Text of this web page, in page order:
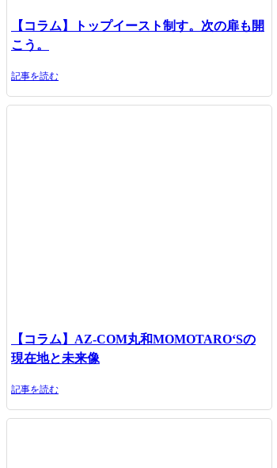
【コラム】トップイースト制す。次の扉も開
こう。
記事を読む
【コラム】AZ-COM丸和MOMOTARO‘Sの
現在地と未来像
記事を読む